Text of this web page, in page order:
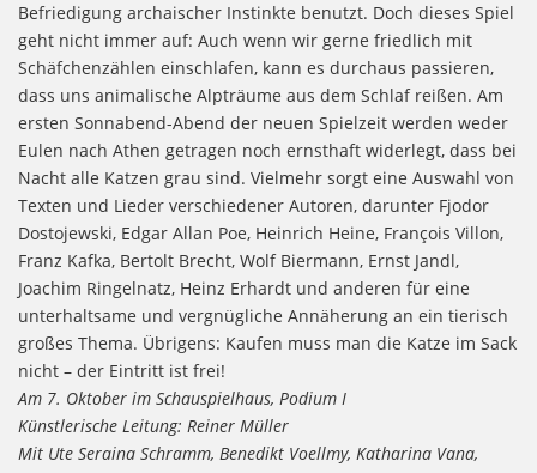
Befriedigung archaischer Instinkte benutzt. Doch dieses Spiel
geht nicht immer auf: Auch wenn wir gerne friedlich mit
Schäfchenzählen einschlafen, kann es durchaus passieren,
dass uns animalische Alpträume aus dem Schlaf reißen. Am
ersten Sonnabend-Abend der neuen Spielzeit werden weder
Eulen nach Athen getragen noch ernsthaft widerlegt, dass bei
Nacht alle Katzen grau sind. Vielmehr sorgt eine Auswahl von
Texten und Lieder verschiedener Autoren, darunter Fjodor
Dostojewski, Edgar Allan Poe, Heinrich Heine, François Villon,
Franz Kafka, Bertolt Brecht, Wolf Biermann, Ernst Jandl,
Joachim Ringelnatz, Heinz Erhardt und anderen für eine
unterhaltsame und vergnügliche Annäherung an ein tierisch
großes Thema. Übrigens: Kaufen muss man die Katze im Sack
nicht – der Eintritt ist frei!
Am 7. Oktober im Schauspielhaus, Podium I
Künstlerische Leitung: Reiner Müller
Mit Ute Seraina Schramm, Benedikt Voellmy, Katharina Vana,